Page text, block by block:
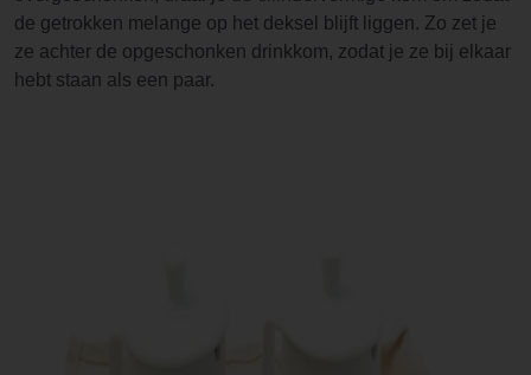
de getrokken melange op het deksel blijft liggen. Zo zet je
ze achter de opgeschonken drinkkom, zodat je ze bij elkaar
hebt staan als een paar.